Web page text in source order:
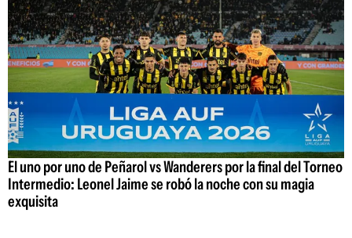
El uno por uno de Peñarol vs Wanderers por la final del Torneo
Intermedio: Leonel Jaime se robó la noche con su magia
exquisita